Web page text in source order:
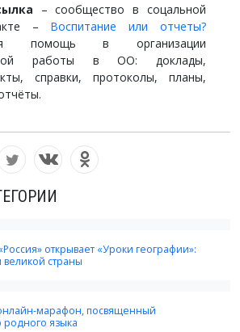
открывает «Уроки географии»:
великой страны
марафон, посвященный
языка
– сообщество в соцальной
– Воспитание или отчеты?
помощь в организации
работы в ОО: доклады,
справки, протоколы, планы,